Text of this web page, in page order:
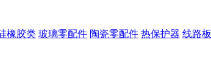
橡胶类 玻璃零配件 陶瓷零配件 热保护器 线路板